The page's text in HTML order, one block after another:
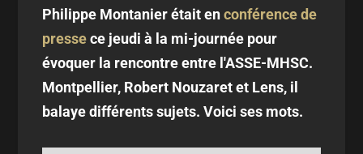
Philippe Montanier était enconférence de
pressece jeudi à la mi-journée pour
évoquer la rencontre entre l'ASSE-MHSC.
Montpellier, Robert Nouzaret et Lens, il
balaye différents sujets. Voici ses mots.